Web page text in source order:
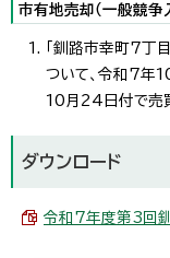
市有地売却（一般競争
「釧路市幸町7丁
ついて、令和7年
10月24日付で売
ダウンロード
令和7年度第3回